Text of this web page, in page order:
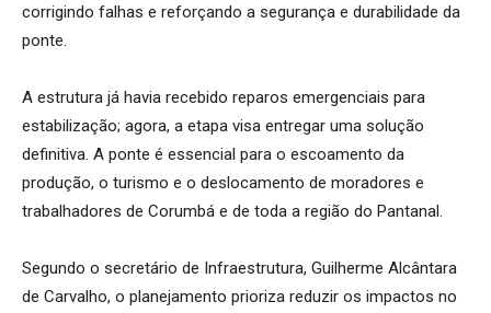
corrigindo falhas e reforçando a segurança e durabilidade da
ponte.
A estrutura já havia recebido reparos emergenciais para
estabilização; agora, a etapa visa entregar uma solução
definitiva. A ponte é essencial para o escoamento da
produção, o turismo e o deslocamento de moradores e
trabalhadores de Corumbá e de toda a região do Pantanal.
Segundo o secretário de Infraestrutura, Guilherme Alcântara
de Carvalho, o planejamento prioriza reduzir os impactos no